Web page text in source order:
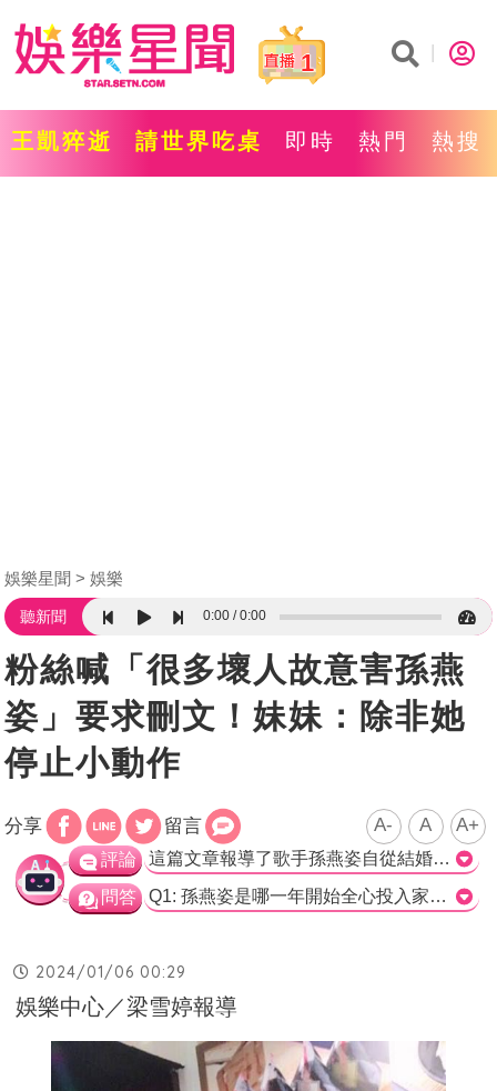
1
王凱猝逝 請世界吃桌 即時 熱門 熱搜
娛樂星聞 娛樂
聽新聞 0:00 0:00
粉絲喊「很多壞人故意害孫燕
姿」要求刪文！妹妹：除非她
停止小動作
分享 留言 A- A A+
評論 這篇文章報導了歌手孫燕姿自從結婚後投入家庭生活，近日宣布重返歌壇並舉辦演唱會的消息，以及她的妹妹孫燕美在微博上宣布與孫燕姿斷絕關係的事情。文章提到孫燕姿妹妹比孫燕姿小6歲，外型常被認錯，並引用了孫燕美的微博文內容，透露自己曾被對方傷害。然後，文章轉述了網友們對這件事情的留言和猜測。留言中有網友勸告孫燕美刪除微博以避免孫燕姿受到壞人的利用，而孫燕美則回覆稱只要對方停止小動作，她就會停止。然後，其他網友則表示對孫燕美不熟悉，只知道孫燕姿。 就這篇文章而言，它報導了孫燕姿宣布重返歌壇和她妹妹宣布斷絕關係的消息，並引用了孫燕美的微博文內容。這樣的報導對於追蹤孫燕姿的歌迷來說可能是有趣和引人注目的。然而，這是一個來自孫燕美的個人聲明，我們無法確定兩人之間的具體情況和背景。因此，在不得而知所有事實和雙方觀點的情況下，我們應該保持客觀和公正的態度。我們也應該尊重孫燕美的個人決定和她對自己生活的期望。盡管這段雙方關係的斷絕似乎具有一定的戲劇性，但我們不應該隨意猜測或妄加揣測他們之間的關係。 然而，根據文章引述的網友留言，有人對孫燕美的微博疑問是否必要，因為這可能引起不必要的關注和壞人的利用。這是一個值得關注的問題，特別是在社交媒體上公開表達個人意見可能引發的負面影響。我們應該謹慎地使用社交媒體，並考慮到可能的後果，以避免造成不必要的困擾和傷害。 總之，這篇文章報導了孫燕姿宣布重返歌壇和她妹妹宣布斷絕關係的消息，引起了網友們的關注和猜測。我們應該保持客觀和公正的態度，並謹慎使用社交媒體，以避免可能的負面影響。>
問答 Q1: 孫燕姿是哪一年開始全心投入家庭生活？ A. 2011年 B. 2015年 C. 2020年 D. 2025年 正確答案: A. 2011年 Q2: 孫燕姿宣布重返歌壇的消息是在哪一年？ A. 2011年 B. 2015年 C. 2020年 D. 2025年 正確答案: C. 2020年 Q3: 孫燕姿妹妹發文宣布跟孫燕姿斷絕關係的社交平台是？ A. Facebook B. Instagram C. 微博 D. Twitter 正確答案: C. 微博
2024/01/06 00:29
娛樂中心／梁雪婷報導